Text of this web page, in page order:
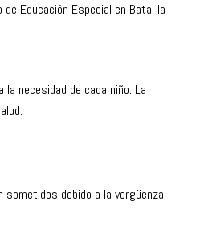
Educación Especial en Bata, la
necesidad de cada niño. La
debido a la vergüenza